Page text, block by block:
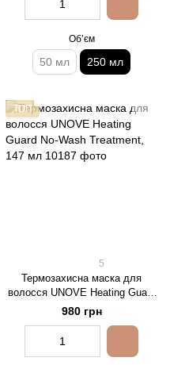
Обʼєм
50 мл 250 мл
ТОП
5
Термозахисна маска для
волосся UNOVE Heating Guard
No-Wash Treatment, 147 мл
980 грн